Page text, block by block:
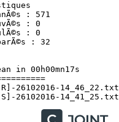
: 571
: 0
: 0
: 32
in 00h00mn17s
26102016-14_46_22.txt